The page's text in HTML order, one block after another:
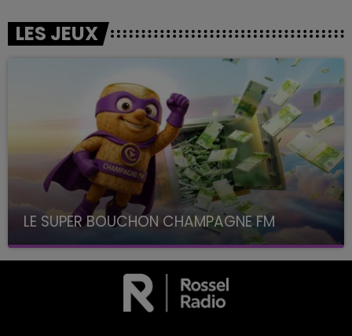
LES JEUX
LE SUPER BOUCHON CHAMPAGNE FM
avec La Famille Champagne FM, à 8H10